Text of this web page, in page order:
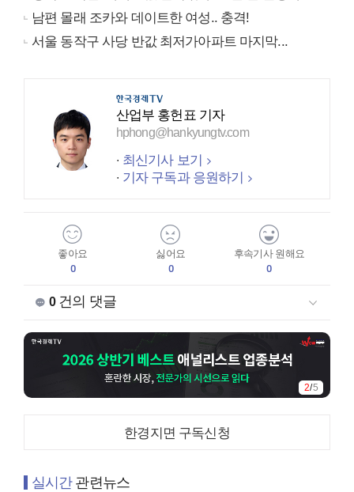
남편 몰래 조카와 데이트한 여성.. 충격!
서울 동작구 사당 반값 최저가아파트 마지막...
산업부 홍헌표 기자
hphong@hankyungtv.com
최신기사 보기
기자 구독과 응원하기
좋아요
0
싫어요
0
후속기사 원해요
0
0건의 댓글
2/5
한경지면 구독신청
실시간관련뉴스